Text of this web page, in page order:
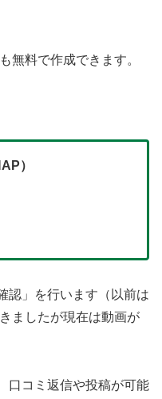
無料で作成できます。
）
認」を行います（以前は
ましたが現在は動画が
口コミ返信や投稿が可能